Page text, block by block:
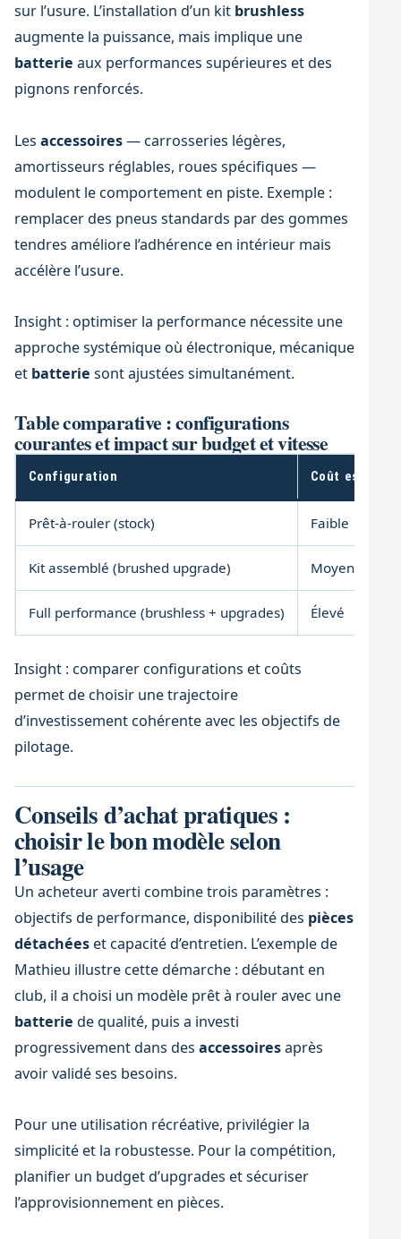
sur l’usure. L’installation d’un kit brushless
augmente la puissance, mais implique une
batterie aux performances supérieures et des
pignons renforcés.
Les accessoires— carrosseries légères,
amortisseurs réglables, roues spécifiques —
modulent le comportement en piste. Exemple :
remplacer des pneus standards par des gommes
tendres améliore l’adhérence en intérieur mais
accélère l’usure.
Insight : optimiser la performance nécessite une
approche systémique où électronique, mécanique
et batterie sont ajustées simultanément.
Table comparative : configurations
courantes et impact sur budget et vitesse
Configuration Coût estimé
Prêt-à-rouler (stock) Faible
Kit assemblé (brushed upgrade) Moyen
Full performance (brushless + upgrades) Élevé
Insight : comparer configurations et coûts
permet de choisir une trajectoire
d’investissement cohérente avec les objectifs de
pilotage.
Conseils d’achat pratiques :
choisir le bon modèle selon
l’usage
Un acheteur averti combine trois paramètres :
objectifs de performance, disponibilité des pièces
détachéeset capacité d’entretien. L’exemple de
Mathieu illustre cette démarche : débutant en
club, il a choisi un modèle prêt à rouler avec une
batterie de qualité, puis a investi
progressivement dans des accessoiresaprès
avoir validé ses besoins.
Pour une utilisation récréative, privilégier la
simplicité et la robustesse. Pour la compétition,
planifier un budget d’upgrades et sécuriser
l’approvisionnement en pièces.